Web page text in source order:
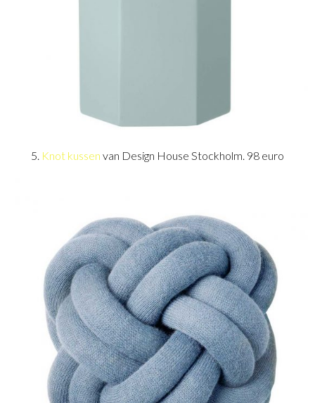
5. Knot kussen van Design House Stockholm. 98 euro